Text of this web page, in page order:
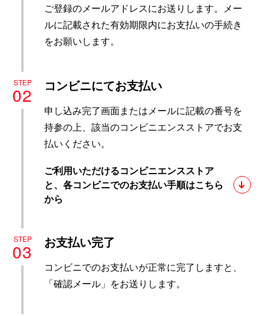
ご登録のメールアドレスにお送りします。メー
ルに記載された有効期限内にお支払いの手続き
をお願いします。
STEP
02 コンビニにてお支払い
申し込み完了画面またはメールに記載の番号を
持参の上、該当のコンビニエンスストアでお支
払いください。
ご利用いただけるコンビニエンスストア
と、各コンビニでのお支払い手順はこちら
から
STEP
03 お支払い完了
コンビニでのお支払いが正常に完了しますと、
「確認メール」をお送りします。